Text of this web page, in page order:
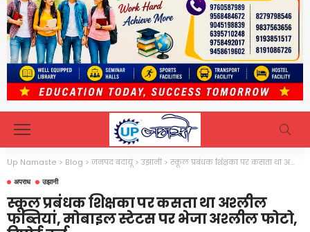
Up Namaste > Blog > जनपद बदायूं>उझानी > स्कूल प्रबंधक शिक्षका पर कसता था अश्लील फब्तियां, मोबाइल स्टेटस पर भेजा अश्लील फोटो, रिपोर्ट दर्ज
अपराध उझानी
स्कूल प्रबंधक शिक्षका पर कसता था अश्लील
फब्तियां, मोबाइल स्टेटस पर भेजा अश्लील फोटो,